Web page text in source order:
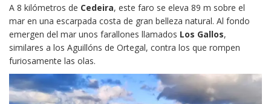
A 8 kilómetros de Cedeira, este faro se eleva 89 m sobre el
mar en una escarpada costa de gran belleza natural. Al fondo
emergen del mar unos farallones llamados Los Gallos,
similares a los Aguillóns de Ortegal, contra los que rompen
furiosamente las olas.